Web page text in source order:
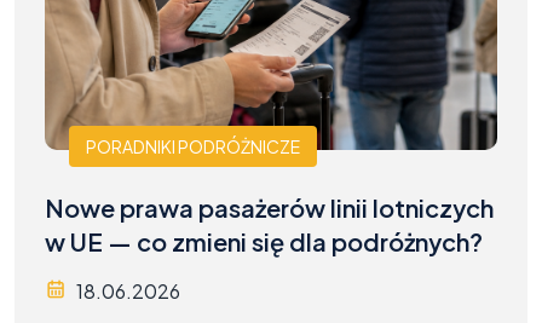
PORADNIKI PODRÓŻNICZE
Nowe prawa pasażerów linii lotniczych
w UE — co zmieni się dla podróżnych?
18.06.2026